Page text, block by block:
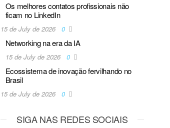
Os melhores contatos profissionais não
ficam no LinkedIn
15 de July de 2026 0
Networking na era da IA
15 de July de 2026 0
Ecossistema de inovação fervilhando no
Brasil
15 de July de 2026 0
SIGA NAS REDES SOCIAIS